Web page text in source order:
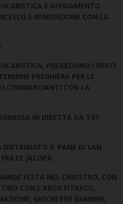
E AFFIDAMENTO
E BENEDIZIONE CON LA
PRESIEDONO I FRATI
PREGHIERA PER LE
COMMERCIANTI CON LA
IN DIRETTA DA TV7
DISTRIBUITO IL PANE DI SAN
JACOPA.
FESTA NEL CHIOSTRO, CON
CON L’ARCO FITARCO,
GIOCHI PER BAMBINI,